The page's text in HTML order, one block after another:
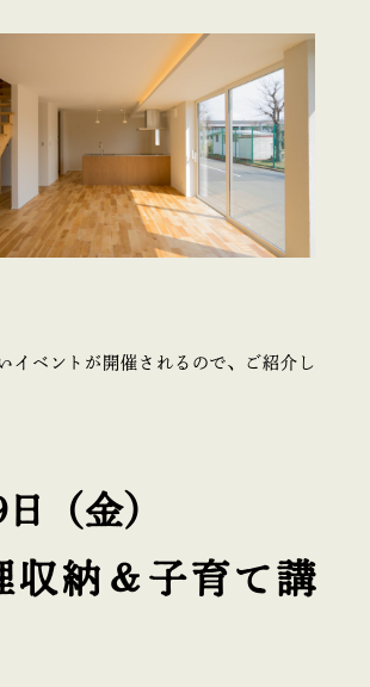
イベントが開催されるので、ご紹介し
（金）
収納＆子育て講